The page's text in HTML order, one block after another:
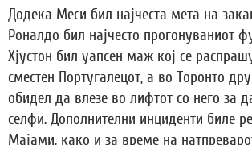
Додека Меси бил најчеста мета на
Роналдо бил најчесто прогонуваниот
Хјустон бил уапсен маж кој се
сместен Португалецот, а во Торонто
обидел да влезе во лифтот со него за
селфи. Дополнителни инциденти биле
Мајами, како и за време на